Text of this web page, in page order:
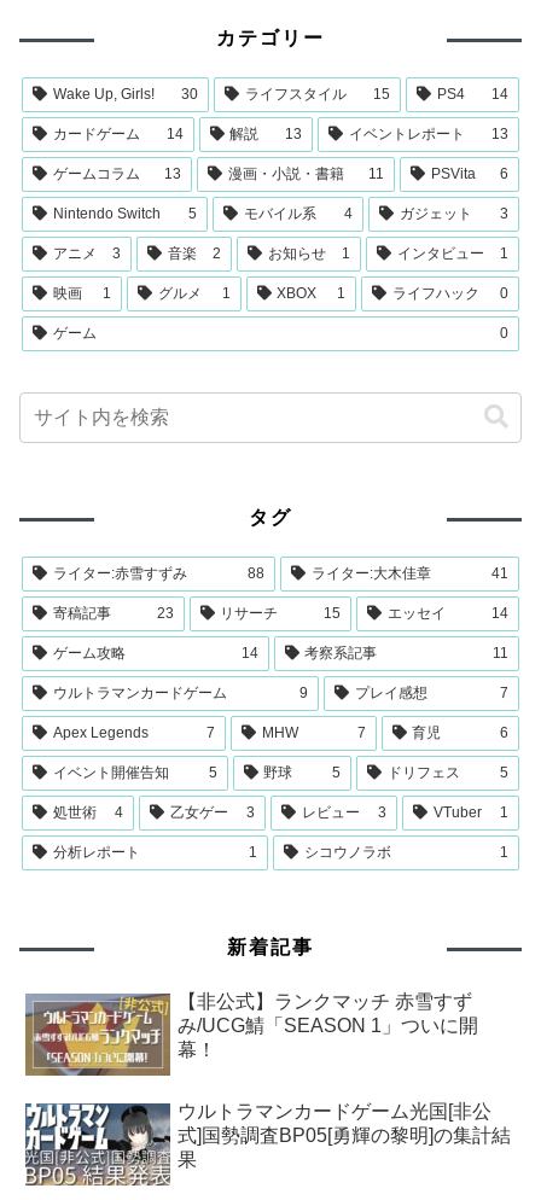
カテゴリー
Wake Up, Girls! 30 ライフスタイル 15 PS4 14
カードゲーム 14 解説 13 イベントレポート 13
ゲームコラム 13 漫画・小説・書籍 11 PSVita 6
Nintendo Switch 5 モバイル系 4 ガジェット 3
アニメ 3 音楽 2 お知らせ 1 インタビュー 1
映画 1 グルメ 1 XBOX 1 ライフハック 0
ゲーム 0
タグ
ライター:赤雪すずみ 88 ライター:大木佳章 41
寄稿記事 23 リサーチ 15 エッセイ 14
ゲーム攻略 14 考察系記事 11
ウルトラマンカードゲーム 9 プレイ感想 7
Apex Legends 7 MHW 7 育児 6
イベント開催告知 5 野球 5 ドリフェス 5
処世術 4 乙女ゲー 3 レビュー 3 VTuber 1
分析レポート 1 シコウノラボ 1
新着記事
【非公式】ランクマッチ 赤雪すず
み/UCG鯖「SEASON 1」ついに開
幕！
ウルトラマンカードゲーム光国[非公
式]国勢調査BP05[勇輝の黎明]の集計結
果